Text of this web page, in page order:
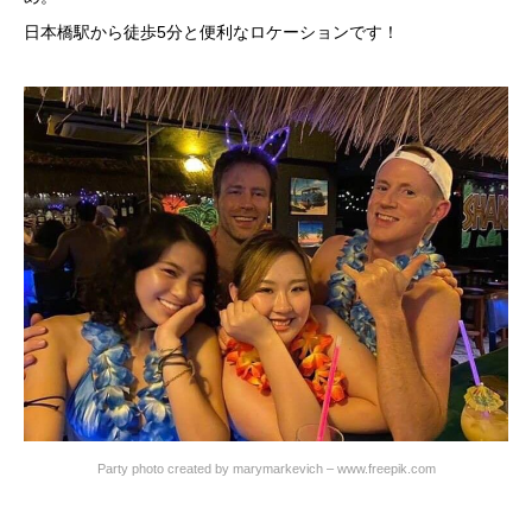
日本橋駅から徒歩5分と便利なロケーションです！
Party photo created by marymarkevich – www.freepik.com